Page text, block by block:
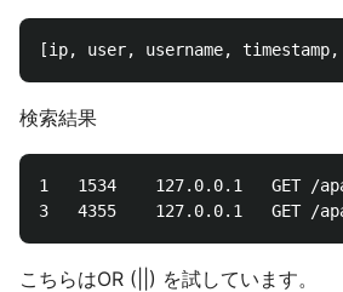
検索結果
1	1534	127.0.0.1	GET /apache_pb.gif HTTP/1.0	200	10/Oct/2000:13:25:15 -0700	-	frank
こちらはOR (||) を試しています。